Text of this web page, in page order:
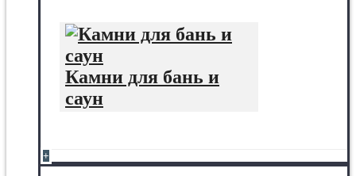
Камни для бань и
саун
+